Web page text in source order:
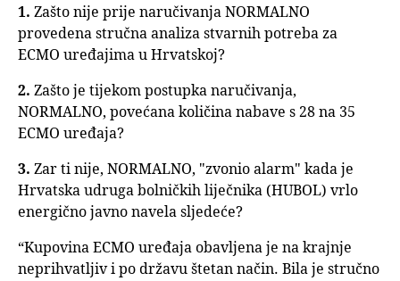
1. Zašto nije prije naručivanja NORMALNO
provedena stručna analiza stvarnih potreba za
ECMO uređajima u Hrvatskoj?
2. Zašto je tijekom postupka naručivanja,
NORMALNO, povećana količina nabave s 28 na 35
ECMO uređaja?
3. Zar ti nije, NORMALNO, "zvonio alarm" kada je
Hrvatska udruga bolničkih liječnika (HUBOL) vrlo
energično javno navela sljedeće?
“Kupovina ECMO uređaja obavljena je na krajnje
neprihvatljiv i po državu štetan način. Bila je stručno